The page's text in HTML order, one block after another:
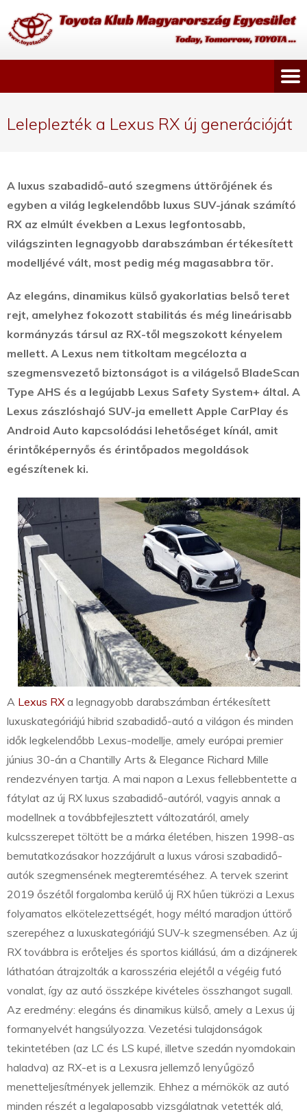
Leleplezték a Lexus RX új generációját
A luxus szabadidő-autó szegmens úttörőjének és
egyben a világ legkelendőbb luxus SUV-jának számító
RX az elmúlt években a Lexus legfontosabb,
világszinten legnagyobb darabszámban értékesített
modelljévé vált, most pedig még magasabbra tör.
Az elegáns, dinamikus külső gyakorlatias belső teret
rejt, amelyhez fokozott stabilitás és még lineárisabb
kormányzás társul az RX-től megszokott kényelem
mellett. A Lexus nem titkoltam megcélozta a
szegmensvezető biztonságot is a világelső BladeScan
Type AHS és a legújabb Lexus Safety System+ által. A
Lexus zászlóshajó SUV-ja emellett Apple CarPlay és
Android Auto kapcsolódási lehetőséget kínál, amit
érintőképernyős és érintőpados megoldások
egészítenek ki.
A Lexus RX a legnagyobb darabszámban értékesített
luxuskategóriájú hibrid szabadidő-autó a világon és minden
idők legkelendőbb Lexus-modellje, amely európai premier
június 30-án a Chantilly Arts & Elegance Richard Mille
rendezvényen tartja. A mai napon a Lexus fellebbentette a
fátylat az új RX luxus szabadidő-autóról, vagyis annak a
modellnek a továbbfejlesztett változatáról, amely
kulcsszerepet töltött be a márka életében, hiszen 1998-as
bemutatkozásakor hozzájárult a luxus városi szabadidő-
autók szegmensének megteremtéséhez. A tervek szerint
2019 őszétől forgalomba kerülő új RX hűen tükrözi a Lexus
folyamatos elkötelezettségét, hogy méltó maradjon úttörő
szerepéhez a luxuskategóriájú SUV-k szegmensében. Az új
RX továbbra is erőteljes és sportos kiállású, ám a dizájnerek
láthatóan átrajzolták a karosszéria elejétől a végéig futó
vonalat, így az autó összképe kivételes összhangot sugall.
Az eredmény: elegáns és dinamikus külső, amely a Lexus új
formanyelvét hangsúlyozza. Vezetési tulajdonságok
tekintetében (az LC és LS kupé, illetve szedán nyomdokain
haladva) az RX-et is a Lexusra jellemző lenyűgöző
menetteljesítmények jellemzik. Ehhez a mérnökök az autó
minden részét a legalaposabb vizsgálatnak vetették alá,